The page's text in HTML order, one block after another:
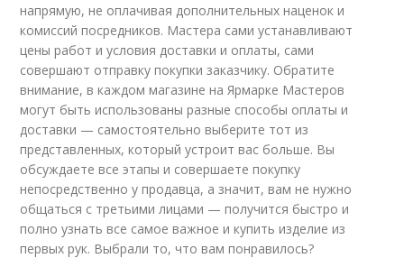
напрямую, не оплачивая дополнительных наценок и
комиссий посредников. Мастера сами устанавливают
цены работ и условия доставки и оплаты, сами
совершают отправку покупки заказчику. Обратите
внимание, в каждом магазине на Ярмарке Мастеров
могут быть использованы разные способы оплаты и
доставки — самостоятельно выберите тот из
представленных, который устроит вас больше. Вы
обсуждаете все этапы и совершаете покупку
непосредственно у продавца, а значит, вам не нужно
общаться с третьими лицами — получится быстро и
полно узнать все самое важное и купить изделие из
первых рук. Выбрали то, что вам понравилось?